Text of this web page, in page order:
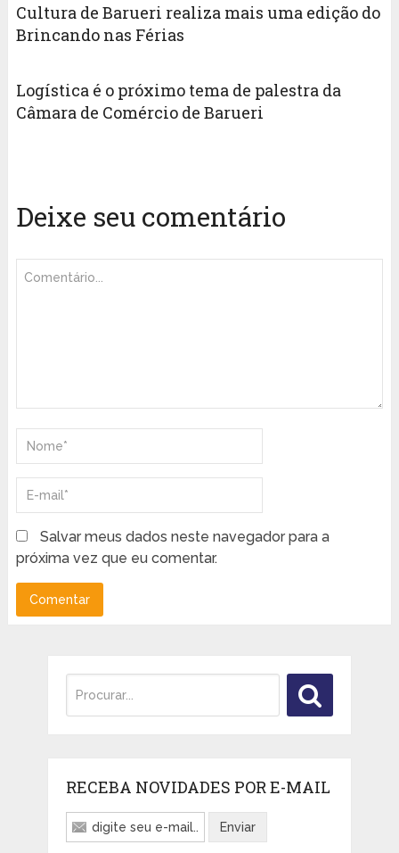
Cultura de Barueri realiza mais uma edição do
Brincando nas Férias
Logística é o próximo tema de palestra da
Câmara de Comércio de Barueri
Deixe seu comentário
Salvar meus dados neste navegador para a
próxima vez que eu comentar.
RECEBA NOVIDADES POR E-MAIL